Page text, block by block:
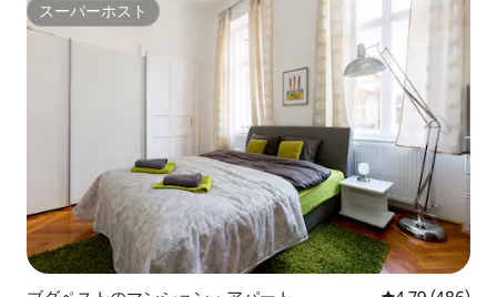
スーパーホスト
スーパーホスト